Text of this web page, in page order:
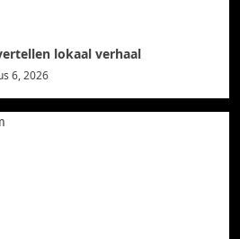
lokaal verhaal
6, 2026